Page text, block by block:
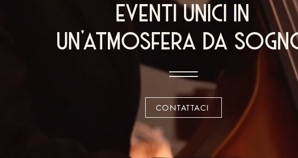
eventi unici in
un'atmosfera da
CONTATTACI